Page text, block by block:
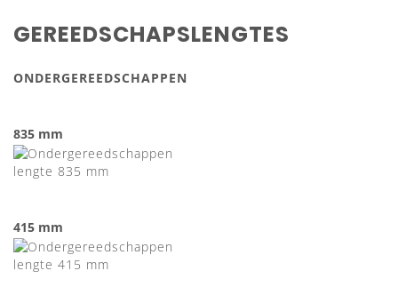
GEREEDSCHAPSLENGTES
ONDERGEREEDSCHAPPEN
835 mm
415 mm